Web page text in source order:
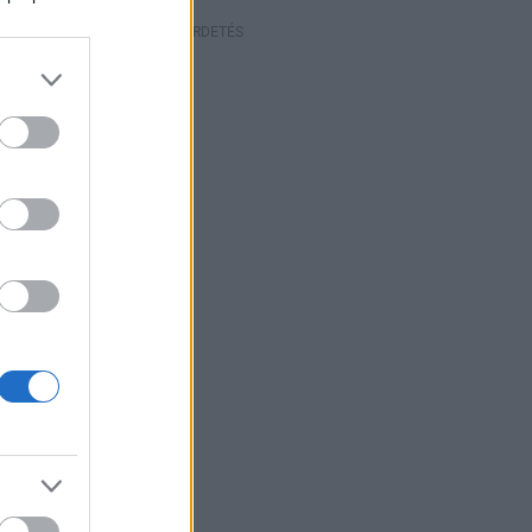
HIRDETÉS